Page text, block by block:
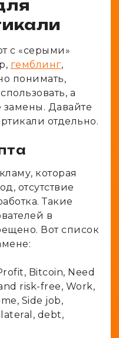
с «серыми»
гемблинг,
понимать,
а
замены. Давайте
отдельно.
которая
отсутствие
Такие
в
Вот список
Bitcoin, Need
risk-free, Work,
Side job,
debt,